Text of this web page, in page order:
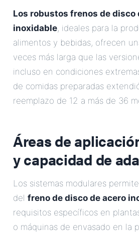
Los robustos frenos de disco
inoxidable, ideales para la
alimentos y bebidas, ofrecen
veces más larga que las
incluso en condiciones
de comidas preparadas
reemplazo de 12 a más de 36
Áreas de
y capacidad de
Los sistemas modulares
del freno de disco de acero
requisitos específicos en
o máquinas de envasado en la